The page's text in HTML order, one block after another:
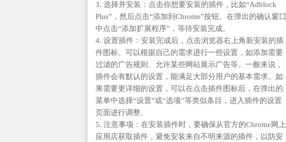
3. 选择并安装：点击你想要安装的插件，比如“Adblock
Plus”，然后点击“添加到Chrome”按钮。在弹出的确认窗口
中点击“添加扩展程序”，等待安装完成。
4. 设置插件：安装完成后，点击浏览器右上角新安装的插
件图标。可以根据自己的需求进行一些设置，如添加需要
过滤的广告规则、允许某些网站展示广告等。一般来说，
插件会有默认的设置，能满足大部分用户的基本需求。如
果需要更详细的设置，可以在点击插件图标后，在弹出的
菜单中选择“设置”或“选项”等类似条目，进入插件的设置
页面进行调整。
5. 注意事项：在安装插件时，要确保从官方的Chrome网上
应用店获取插件，避免安装来自不明来源的插件，以防安